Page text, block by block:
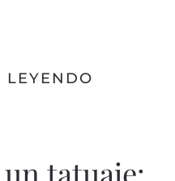
LEYENDO
tatuaje: